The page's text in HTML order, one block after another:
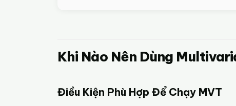
Khi Nào Nên Dùng
Điều Kiện Phù Hợp Để Chạy MVT